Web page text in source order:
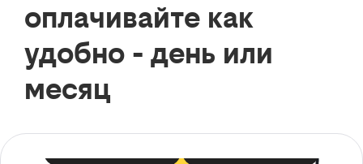
оплачивайте как
удобно - день или
месяц